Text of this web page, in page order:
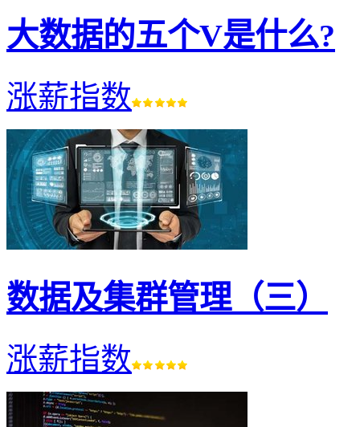
大数据的五个V是什么?
涨薪指数
数据及集群管理（三）
涨薪指数